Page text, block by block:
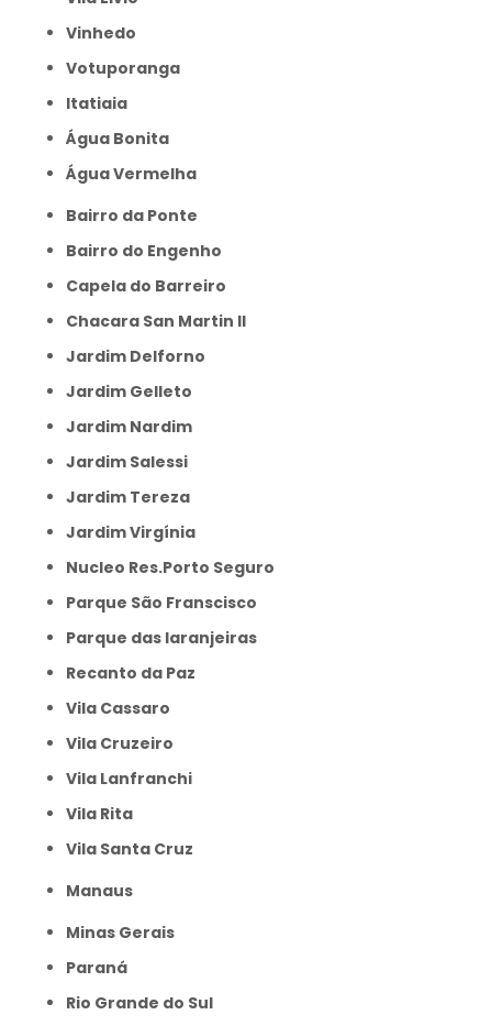
Vinhedo
Votuporanga
itatiaia
Água Bonita
Água Vermelha
Bairro da Ponte
Bairro do Engenho
Capela do Barreiro
Chacara San Martin II
Jardim Delforno
Jardim Gelleto
Jardim Nardim
Jardim Salessi
Jardim Tereza
Jardim Virgínia
Nucleo Res.Porto Seguro
Parque São Franscisco
Parque das laranjeiras
Recanto da Paz
Vila Cassaro
Vila Cruzeiro
Vila Lanfranchi
Vila Rita
Vila Santa Cruz
Manaus
Minas Gerais
Paraná
Rio Grande do Sul